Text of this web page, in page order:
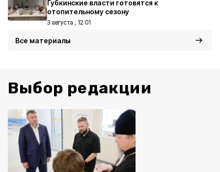
Губкинские власти готовятся к
отопительному сезону
3 августа , 12:01
Все материалы
Выбор редакции